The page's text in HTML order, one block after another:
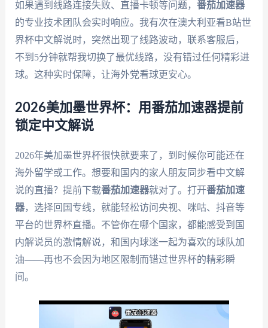
如果遇到线路连接失败、直播卡顿等问题， 番茄加速器
的专业技术团队会实时响应。我有次在澳大利亚看B站世
界杯中文解说时，突然出现了线路波动，联系客服后，
不到5分钟就帮我切换了最优线路，没有错过任何精彩进
球。这种实时保障，让海外党看球更安心。
2026美加墨世界杯：用番茄加速器提前
锁定中文解说
2026年美加墨世界杯很快就要来了，到时候你可能还在
海外留学或工作。想要和国内的家人朋友同步看中文解
说的直播？提前下载番茄加速器就对了。打开番茄加速
器，选择回国专线，就能轻松访问央视、咪咕、抖音等
平台的世界杯直播。不管你在哪个国家，都能感受到国
内解说员的激情解说，和国内球迷一起为喜欢的球队加
油——再也不会因为地区限制而错过世界杯的精彩瞬
间。